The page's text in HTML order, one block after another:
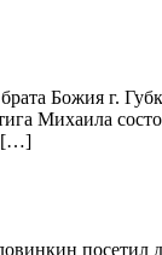
брата Божия г.
Михаила
[…]